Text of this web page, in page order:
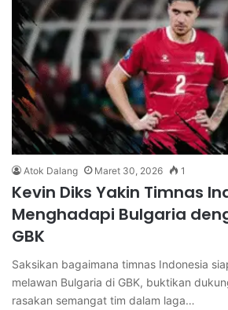
Atok Dalang Maret 30, 2026 1
Kevin Diks Yakin Timnas
Menghadapi Bulgaria
GBK
Saksikan bagaimana timnas Indonesia
melawan Bulgaria di GBK, buktikan
rasakan semangat tim dalam laga…